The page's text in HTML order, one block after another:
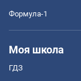
Формула-1
Моя школа
ГДЗ